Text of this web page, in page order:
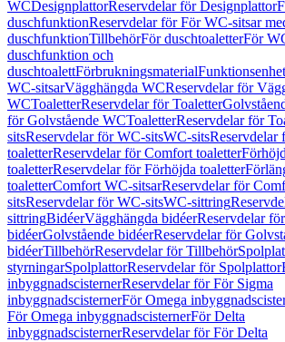
WCDesignplattorReservdelar för Designplattor
duschfunktionReservdelar för För WC-sitsar
duschfunktionTillbehörFör duschtoaletterFör
duschfunktion och
duschtoalettFörbrukningsmaterial
WC-sitsarVägghängda WCReservdelar för
WCToaletterReservdelar för Toaletter
för Golvstående WCToaletterReservdelar för
sitsReservdelar för WC-sitsWC-sitsReservdelar
toaletterReservdelar för Comfort toaletter
toaletterReservdelar för Förhöjda toaletter
toaletterComfort WC-sitsarReservdelar för
sitsReservdelar för WC-sitsWC-sittring
sittringBidéerVägghängda bidéerReservdelar
bidéerGolvstående bidéerReservdelar för
bidéerTillbehörReservdelar för Tillbehör
styrningarSpolplattorReservdelar för Spolplattor
inbyggnadscisternerReservdelar för För Sigma
inbyggnadscisternerFör Omega
För Omega inbyggnadscisternerFör Delta
inbyggnadscisternerReservdelar för För Delta